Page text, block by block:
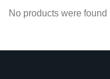
No products were